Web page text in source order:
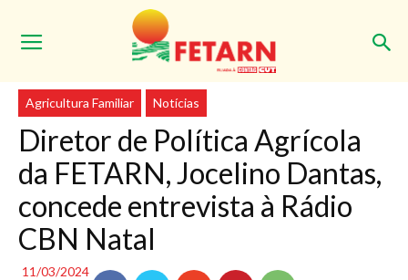
Agricultura Familiar Notícias
Diretor de Política Agrícola
da FETARN, Jocelino Dantas,
concede entrevista à Rádio
CBN Natal
11/03/2024